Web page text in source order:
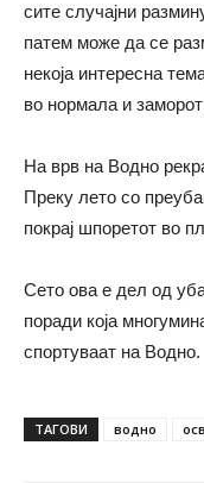
сите случајни
патем може да се
некоја интересна
во нормала и
На врв на Водно
Преку лето со
покрај шпоретот во
Сето ова е дел од
поради која
спортуваат на Водно.
ТАГОВИ водно